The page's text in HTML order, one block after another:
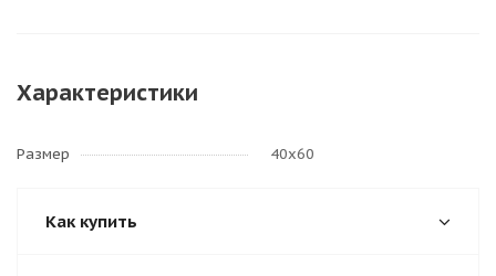
Характеристики
Размер 40х60
Как купить